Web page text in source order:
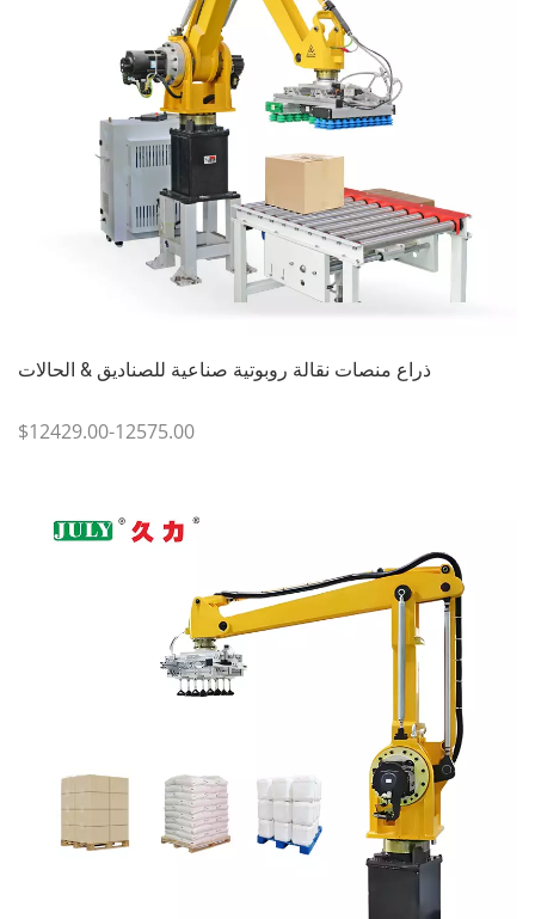
ذراع منصات نقالة روبوتية صناعية للصناديق & الحالات
$12429.00-12575.00